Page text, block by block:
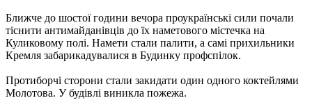
Ближче до шостої години вечора проукраїнські сили почали
тіснити антимайданівців до їх наметового містечка на
Куликовому полі. Намети стали палити, а самі прихильники
Кремля забарикадувалися в Будинку профспілок.
Протиборчі сторони стали закидати один одного коктейлями
Молотова. У будівлі виникла пожежа.